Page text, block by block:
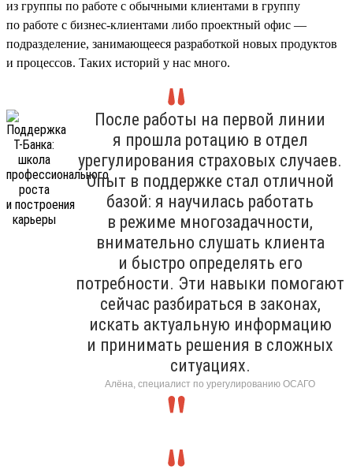
из группы по работе с обычными клиентами в группу
по работе с бизнес-клиентами либо проектный офис —
подразделение, занимающееся разработкой новых продуктов
и процессов. Таких историй у нас много.
После работы на первой линии
я прошла ротацию в отдел
урегулирования страховых случаев.
Опыт в поддержке стал отличной
базой: я научилась работать
в режиме многозадачности,
внимательно слушать клиента
и быстро определять его
потребности. Эти навыки помогают
сейчас разбираться в законах,
искать актуальную информацию
и принимать решения в сложных
ситуациях.
Алёна, специалист по урегулированию ОСАГО